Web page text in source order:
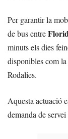
Per garantir la
de bus entre
minuts els dies
disponibles com
Rodalies.
Aquesta actuació
demanda de